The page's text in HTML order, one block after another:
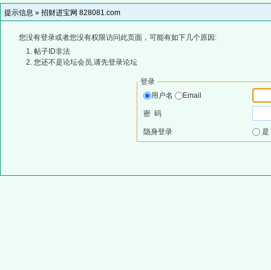
提示信息 » 招财进宝网 828081.com
您没有登录或者您没有权限访问此页面，可能有如下几个原因:
帖子ID非法
您还不是论坛会员,请先登录论坛
登录
用户名
Email
密 码
隐身登录